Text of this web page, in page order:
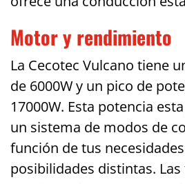
Motor y rendimiento
La Cecotec Vulcano tiene
de 6000W y un pico de
17000W. Esta potencia
un sistema de modos de
función de tus
posibilidades distintas. Las